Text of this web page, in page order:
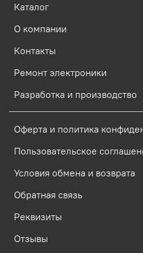
Каталог
О компании
Контакты
Ремонт электроники
Разработка и производство
Оферта и политика
Пользовательское
Условия обмена и возврата
Обратная связь
Реквизиты
Отзывы